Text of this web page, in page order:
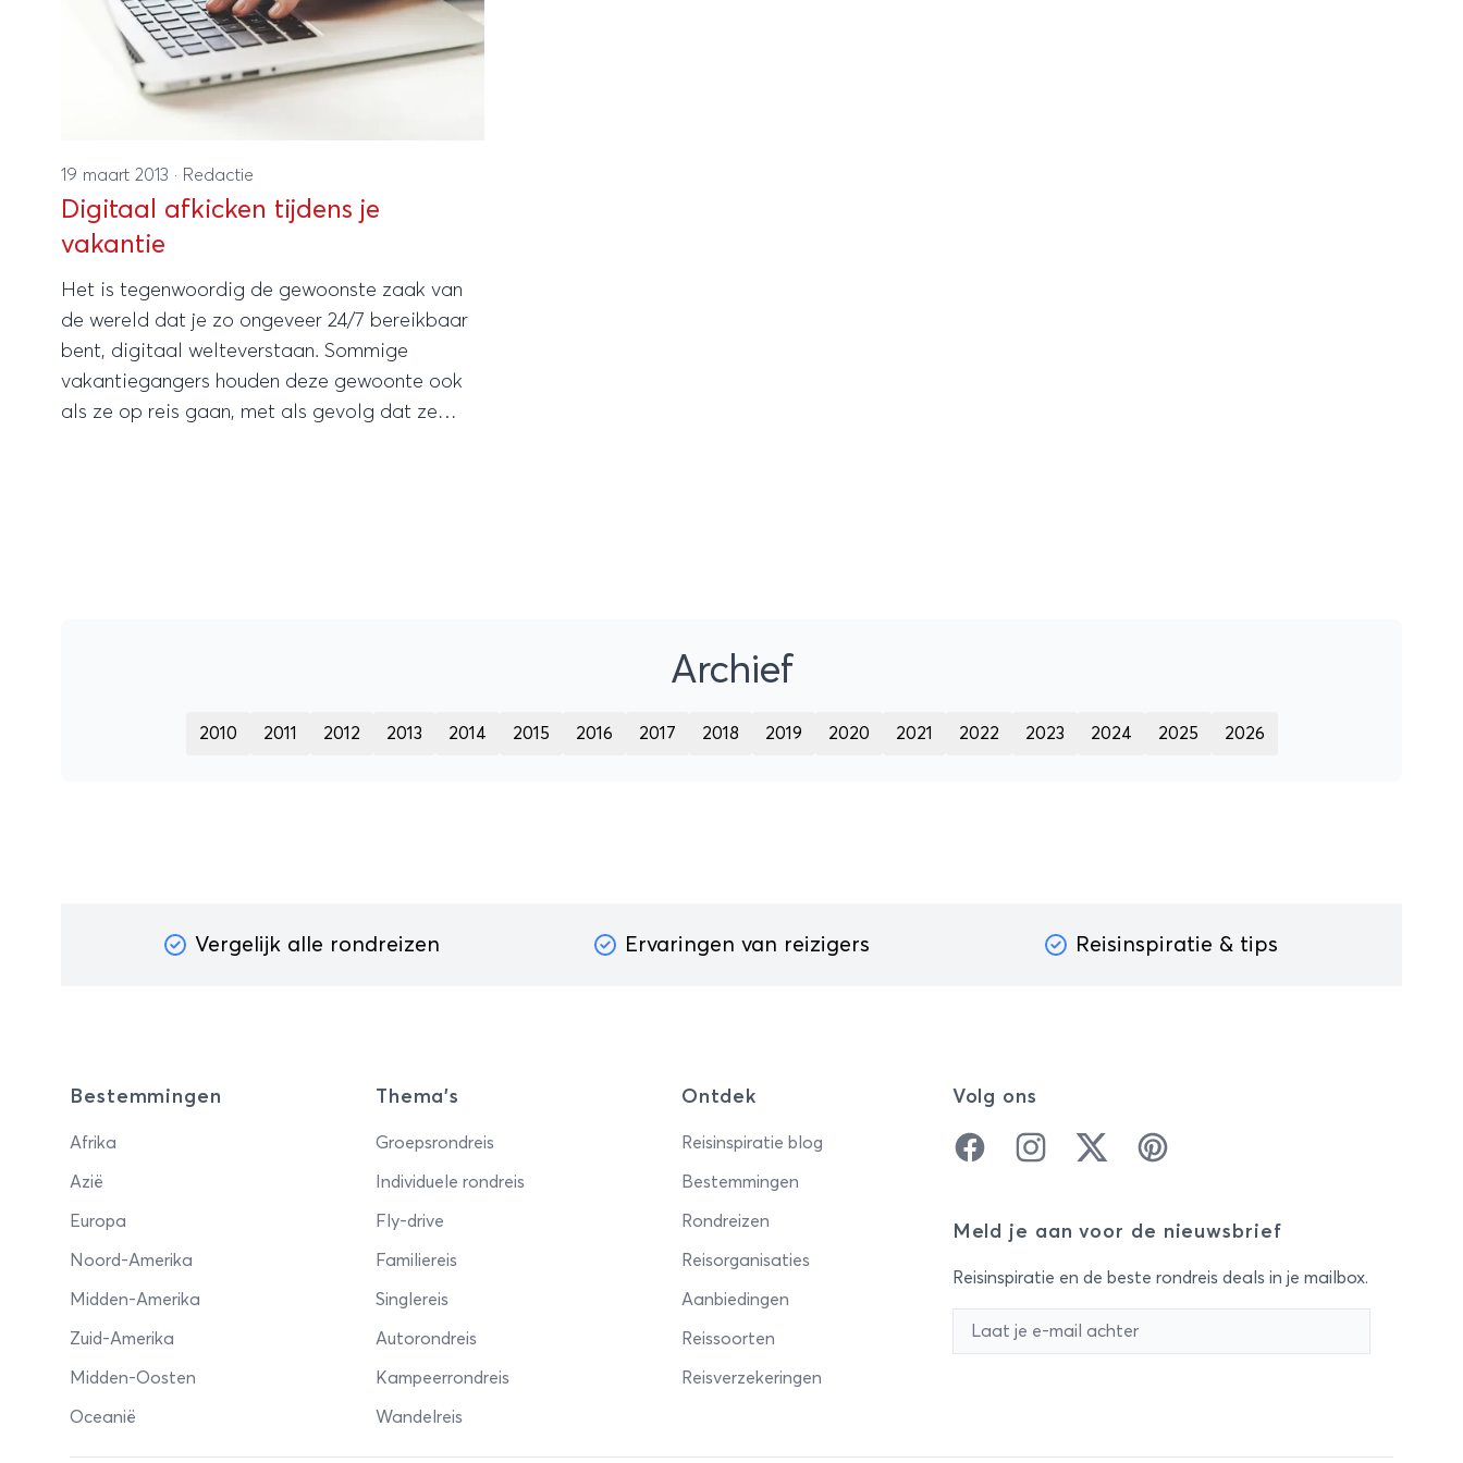
19 maart 2013 · Redactie
Digitaal afkicken tijdens je
vakantie
Het is tegenwoordig de gewoonste zaak van
de wereld dat je zo ongeveer 24/7 bereikbaar
bent, digitaal welteverstaan. Sommige
vakantiegangers houden deze gewoonte ook
als ze op reis gaan, met als gevolg dat ze
Archief
2010 2011 2012 2013 2014 2015 2016 2017 2018 2019 2020 2021 2022 2023 2024 2025 2026
Vergelijk alle rondreizen Ervaringen van reizigers Reisinspiratie & tips
Bestemmingen
Afrika
Azië
Europa
Noord-Amerika
Midden-Amerika
Zuid-Amerika
Midden-Oosten
Oceanië
Thema's
Groepsrondreis
Individuele rondreis
Fly-drive
Familiereis
Singlereis
Autorondreis
Kampeerrondreis
Wandelreis
Ontdek
Reisinspiratie blog
Bestemmingen
Rondreizen
Reisorganisaties
Aanbiedingen
Reissoorten
Reisverzekeringen
Volg ons
FacebookInstagramTwitter Pinterest
Meld je aan voor de nieuwsbrief
Reisinspiratie en de beste rondreis deals in je mailbox.